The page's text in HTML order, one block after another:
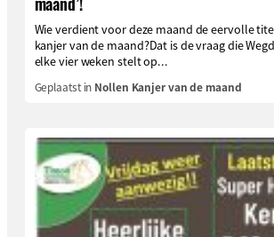
Wie verdient voor deze maand de eervolle
kanjer van de maand?Dat is de vraag die
elke vier weken stelt op...
Geplaatst in Nollen Kanjer van de maand